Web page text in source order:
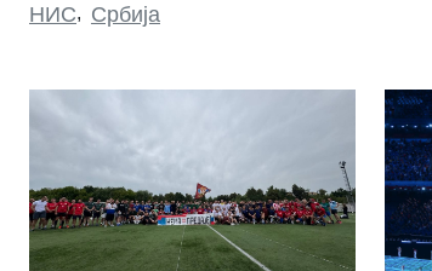
НИС, Србија